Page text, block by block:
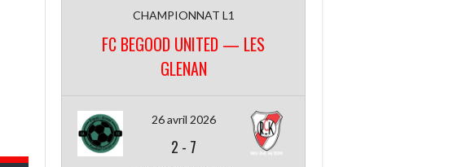
CHAMPIONNAT L1
FC BEGOOD UNITED — LES
GLENAN
26 avril 2026
2 - 7